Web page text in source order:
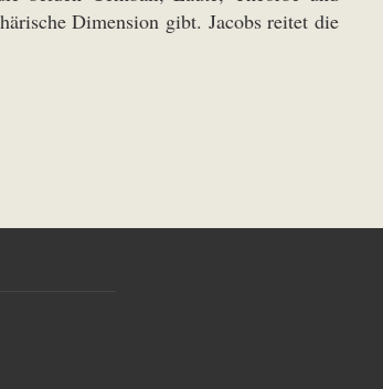
Dimension gibt. Jacobs reitet die